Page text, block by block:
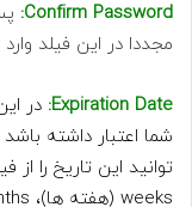
Confirm Password:
مجددا در این فیلد وارد
Expiration Date: در
شما اعتبار داشته